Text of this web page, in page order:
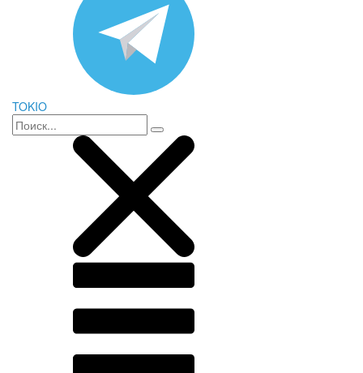
TOKIO